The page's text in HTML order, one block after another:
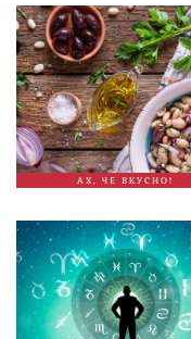
АХ, ЧЕ ВКУСНО!